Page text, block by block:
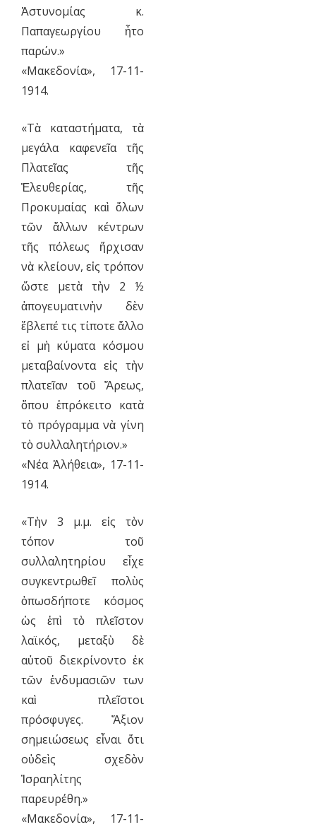
Ἀστυνομίας κ.
Παπαγεωργίου ἦτο
παρών.»
«Μακεδονία», 17-11-
1914.
«Τὰ καταστήματα, τὰ
μεγάλα καφενεῖα τῆς
Πλατεῖας τῆς
Ἐλευθερίας, τῆς
Προκυμαίας καὶ ὅλων
τῶν ἄλλων κέντρων
τῆς πόλεως ἤρχισαν
νὰ κλείουν, εἰς τρόπον
ὥστε μετὰ τὴν 2 ½
ἀπογευματινὴν δὲν
ἔβλεπέ τις τίποτε ἄλλο
εἰ μὴ κύματα κόσμου
μεταβαίνοντα εἰς τὴν
πλατεῖαν τοῦ Ἄρεως,
ὅπου ἐπρόκειτο κατὰ
τὸ πρόγραμμα νὰ γίνη
τὸ συλλαλητήριον.»
«Νέα Ἀλήθεια», 17-11-
1914.
«Τὴν 3 μ.μ. εἰς τὸν
τόπον τοῦ
συλλαλητηρίου εἶχε
συγκεντρωθεῖ πολὺς
ὁπωσδήποτε κόσμος
ὡς ἐπὶ τὸ πλεῖστον
λαϊκός, μεταξὺ δὲ
αὐτοῦ διεκρίνοντο ἐκ
τῶν ἐνδυμασιῶν των
καὶ πλεῖστοι
πρόσφυγες. Ἄξιον
σημειώσεως εἶναι ὅτι
οὐδεὶς σχεδὸν
Ἰσραηλίτης
παρευρέθη.»
«Μακεδονία», 17-11-